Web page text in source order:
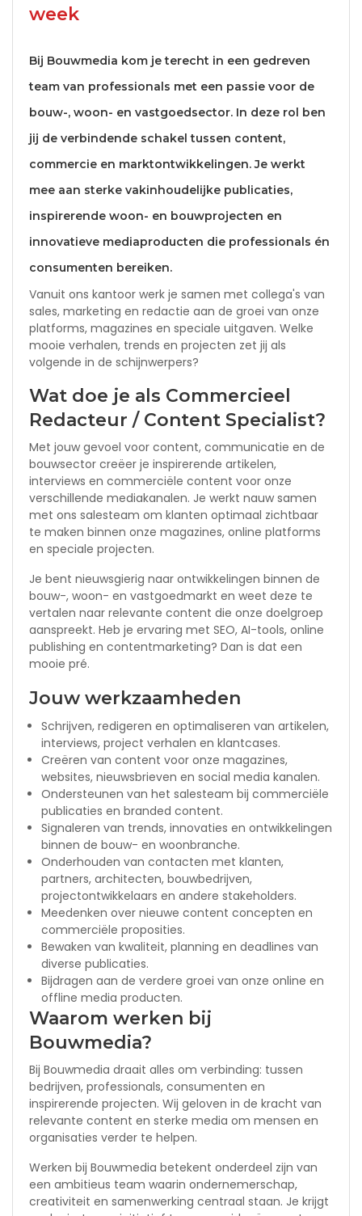
week
Bij Bouwmedia kom je terecht in een gedreven
team van professionals met een passie voor de
bouw-, woon- en vastgoedsector. In deze rol ben
jij de verbindende schakel tussen content,
commercie en marktontwikkelingen. Je werkt
mee aan sterke vakinhoudelijke publicaties,
inspirerende woon- en bouwprojecten en
innovatieve mediaproducten die professionals én
consumenten bereiken.
Vanuit ons kantoor werk je samen met collega's van
sales, marketing en redactie aan de groei van onze
platforms, magazines en speciale uitgaven. Welke
mooie verhalen, trends en projecten zet jij als
volgende in de schijnwerpers?
Wat doe je als Commercieel
Redacteur / Content Specialist?
Met jouw gevoel voor content, communicatie en de
bouwsector creëer je inspirerende artikelen,
interviews en commerciële content voor onze
verschillende mediakanalen. Je werkt nauw samen
met ons salesteam om klanten optimaal zichtbaar
te maken binnen onze magazines, online platforms
en speciale projecten.
Je bent nieuwsgierig naar ontwikkelingen binnen de
bouw-, woon- en vastgoedmarkt en weet deze te
vertalen naar relevante content die onze doelgroep
aanspreekt. Heb je ervaring met SEO, AI-tools, online
publishing en contentmarketing? Dan is dat een
mooie pré.
Jouw werkzaamheden
Schrijven, redigeren en optimaliseren van artikelen,
interviews, project verhalen en klantcases.
Creëren van content voor onze magazines,
websites, nieuwsbrieven en social media kanalen.
Ondersteunen van het salesteam bij commerciële
publicaties en branded content.
Signaleren van trends, innovaties en ontwikkelingen
binnen de bouw- en woonbranche.
Onderhouden van contacten met klanten,
partners, architecten, bouwbedrijven,
projectontwikkelaars en andere stakeholders.
Meedenken over nieuwe content concepten en
commerciële proposities.
Bewaken van kwaliteit, planning en deadlines van
diverse publicaties.
Bijdragen aan de verdere groei van onze online en
offline media producten.
Waarom werken bij
Bouwmedia?
Bij Bouwmedia draait alles om verbinding: tussen
bedrijven, professionals, consumenten en
inspirerende projecten. Wij geloven in de kracht van
relevante content en sterke media om mensen en
organisaties verder te helpen.
Werken bij Bouwmedia betekent onderdeel zijn van
een ambitieus team waarin ondernemerschap,
creativiteit en samenwerking centraal staan. Je krijgt